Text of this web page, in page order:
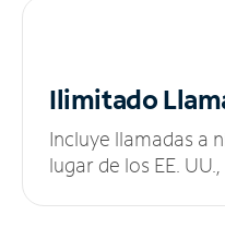
Ilimitado
Incluye llamadas a
lugar de los EE.